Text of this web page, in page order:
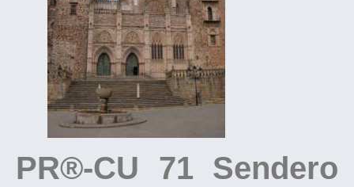
PR®-CU 71 Sendero